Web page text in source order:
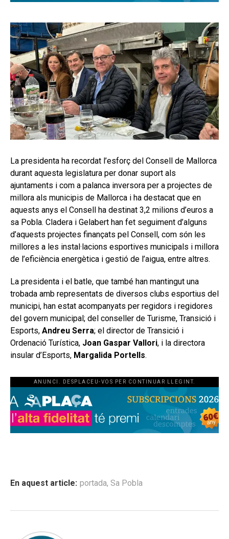
La presidenta ha recordat l’esforç del Consell de Mallorca
durant aquesta legislatura per donar suport als
ajuntaments i com a palanca inversora per a projectes de
millora als municipis de Mallorca i ha destacat que en
aquests anys el Consell ha destinat 3,2 milions d’euros a
sa Pobla. Cladera i Gelabert han fet seguiment d’alguns
d’aquests projectes finançats pel Consell, com són les
millores a les instal·lacions esportives municipals i millora
de l’eficiència energètica i gestió de l’aigua, entre altres.
La presidenta i el batle, que també han mantingut una
trobada amb representats de diversos clubs esportius del
municipi, han estat acompanyats per regidors i regidores
del govern municipal; del conseller de Turisme, Transició i
Esports, Andreu Serra; el director de Transició i
Ordenació Turística, Joan Gaspar Vallori, i la directora
insular d’Esports, Margalida Portells.
ANUNCI. DESPLACEU-VOS PER CONTINUAR LLEGINT.
En aquest article: portada, Sa Pobla